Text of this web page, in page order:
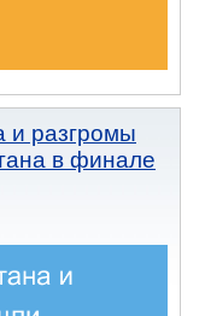
и разгромы
в финале